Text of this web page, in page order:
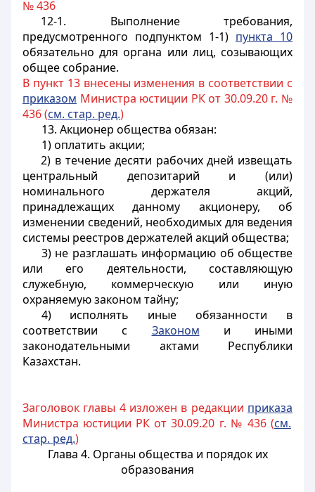
№ 436
12-1. Выполнение требования,
предусмотренного подпунктом 1-1) пункта 10
обязательно для органа или лиц, созывающих
общее собрание.
В пункт 13 внесены изменения в соответствии с
приказом Министра юстиции РК от 30.09.20 г. №
436 (см. стар. ред.)
13. Акционер общества обязан:
1) оплатить акции;
2) в течение десяти рабочих дней извещать
центральный депозитарий и (или)
номинального держателя акций,
принадлежащих данному акционеру, об
изменении сведений, необходимых для ведения
системы реестров держателей акций общества;
3) не разглашать информацию об обществе
или его деятельности, составляющую
служебную, коммерческую или иную
охраняемую законом тайну;
4) исполнять иные обязанности в
соответствии с Законом и иными
законодательными актами Республики
Казахстан.
Заголовок главы 4 изложен в редакции приказа
Министра юстиции РК от 30.09.20 г. № 436 (см.
стар. ред.)
Глава 4. Органы общества и порядок их
образования